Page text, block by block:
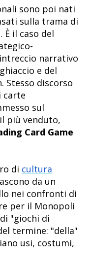
sono poi nati
sulla trama di
il caso del
narrativo
e del
Stesso discorso
carte
sul
più venduto,
Card Game
di cultura
da un
nei confronti di
per il Monopoli
"giochi di
termine: "della"
usi, costumi,